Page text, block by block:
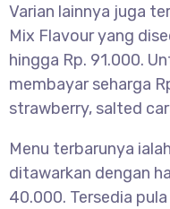
Varian lainnya juga
Mix Flavour yang
hingga Rp. 91.000.
membayar seharga
strawberry, salted
Menu terbarunya
ditawarkan dengan
40.000. Tersedia